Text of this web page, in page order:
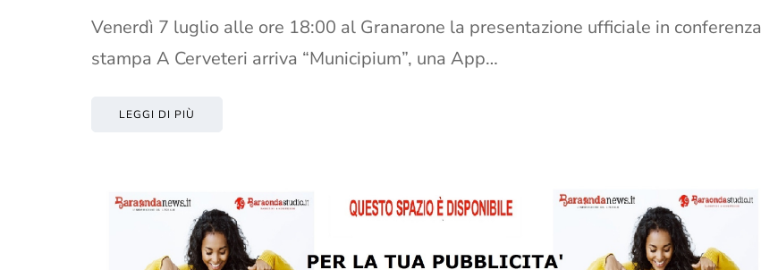
Venerdì 7 luglio alle ore 18:00 al Granarone la presentazione ufficiale in conferenza
stampa A Cerveteri arriva “Municipium”, una App…
LEGGI DI PIÙ